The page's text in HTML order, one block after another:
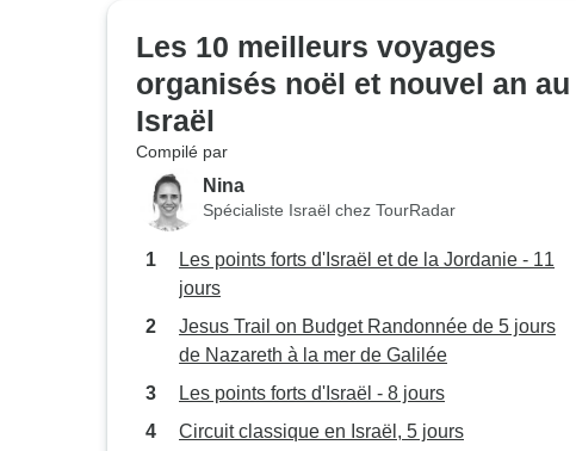
Les 10 meilleurs voyages
organisés noël et nouvel an au
Israël
Compilé par
Nina
Spécialiste Israël chez TourRadar
Les points forts d'Israël et de la Jordanie - 11
jours
Jesus Trail on Budget Randonnée de 5 jours
de Nazareth à la mer de Galilée
Les points forts d'Israël - 8 jours
Circuit classique en Israël, 5 jours